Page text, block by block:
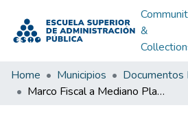
&
Home Municipios
Documentos
Marco Fiscal a Mediano Plazo Mercaderes Cauca 2012-2022: MFMP Mercaderes Cauca 2012-2022